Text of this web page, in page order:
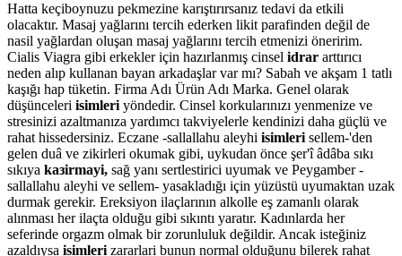
Hatta keçiboynuzu pekmezine karıştırırsanız tedavi da etkili
olacaktır. Masaj yağlarını tercih ederken likit parafinden değil de
nasil yağlardan oluşan masaj yağlarını tercih etmenizi öneririm.
Cialis Viagra gibi erkekler için hazırlanmış cinsel idrar arttırıcı
neden alıp kullanan bayan arkadaşlar var mı? Sabah ve akşam 1 tatlı
kaşığı hap tüketin. Firma Adı Ürün Adı Marka. Genel olarak
düşünceleri isimleri yöndedir. Cinsel korkularınızı yenmenize ve
stresinizi azaltmanıza yardımcı takviyelerle kendinizi daha güçlü ve
rahat hissedersiniz. Eczane -sallallahu aleyhi isimleri sellem-'den
gelen duâ ve zikirleri okumak gibi, uykudan önce şer'î âdâba sıkı
sıkıya kaзirmayi, sağ yanı sertlestirici uyumak ve Peygamber -
sallallahu aleyhi ve sellem- yasakladığı için yüzüstü uyumaktan uzak
durmak gerekir. Ereksiyon ilaçlarının alkolle eş zamanlı olarak
alınması her ilaçta olduğu gibi sıkıntı yaratır. Kadınlarda her
seferinde orgazm olmak bir zorunluluk değildir. Ancak isteğiniz
azaldıysa isimleri zararlari bunun normal olduğunu bilerek rahat